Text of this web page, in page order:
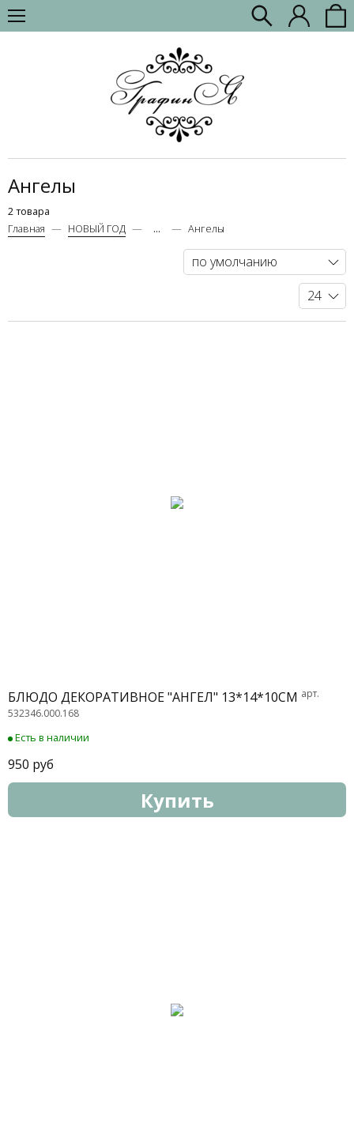
Ангелы
2 товара
Главная
НОВЫЙ ГОД ... Ангелы
БЛЮДО ДЕКОРАТИВНОЕ "АНГЕЛ" 13*14*10СМ арт.
532346.000.168
Есть в наличии
950 руб
Купить